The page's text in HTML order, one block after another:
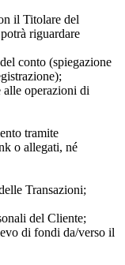
il Titolare del
riguardare
conto (spiegazione
alle operazioni di
tramite
o allegati, né
Transazioni;
del Cliente;
di fondi da/verso il